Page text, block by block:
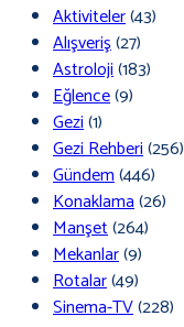
Aktiviteler(43)
Alışveriş(27)
Astroloji(183)
Eğlence(9)
Gezi(1)
Gezi Rehberi(256)
Gündem(446)
Konaklama(26)
Manşet(264)
Mekanlar(9)
Rotalar(49)
Sinema-TV(228)